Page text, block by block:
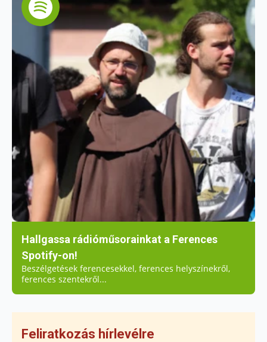
Hallgassa rádióműsorainkat a Ferences
Spotify-on!
Beszélgetések ferencesekkel, ferences helyszínekről,
ferences szentekről...
Feliratkozás hírlevélre